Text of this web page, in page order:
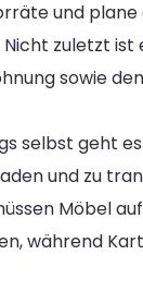
und
zuletzt ist
sowie
selbst geht
und zu
Möbel
während